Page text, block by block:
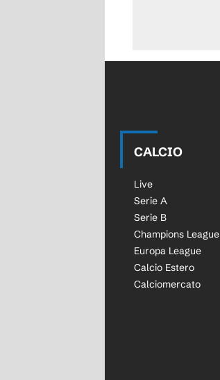
CALCIO
Live
Serie A
Serie B
Champions League
Europa League
Calcio Estero
Calciomercato